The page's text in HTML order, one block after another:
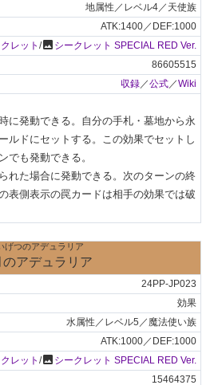
地属性／レベル4／天使族
ATK:1400／DEF:1000
レット /photo シークレット SPECIAL RED Ver.
86605515
収録／公式／Wiki
に発動できる。自分の手札・墓地から永
ルドにセットする。この効果でセットし
でも発動できる。
れた場合に発動できる。次のターンの終
表側表示の罠カードは相手の効果では破
げつのアデュラリア
のアデュラリア
24PP-JP023
効果
水属性／レベル5／魔法使い族
ATK:1000／DEF:1000
レット /photo シークレット SPECIAL RED Ver.
15464375